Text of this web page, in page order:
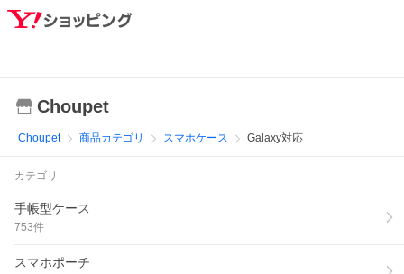
Choupet
Choupet 商品カテゴリ スマホケース Galaxy対応
カテゴリ
手帳型ケース
753件
スマホポーチ